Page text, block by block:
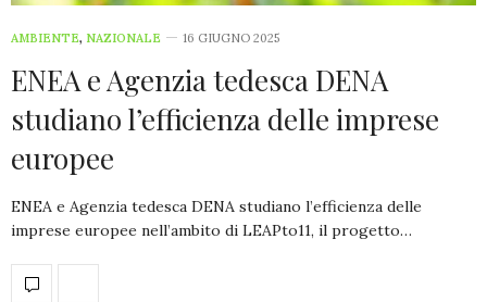
AMBIENTE, NAZIONALE 16 GIUGNO 2025
ENEA e Agenzia tedesca DENA
studiano l’efficienza delle imprese
europee
ENEA e Agenzia tedesca DENA studiano l’efficienza delle
imprese europee nell’ambito di LEAPto11, il progetto…